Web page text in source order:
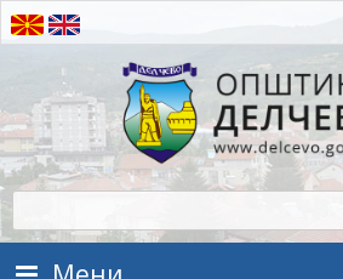
Прескокнете на содржината
Општина Делчево
Општина Делчево